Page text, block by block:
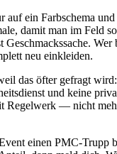
auf ein Farbschema und
damit man im Feld
Geschmackssache.
neu einkleiden.
das öfter gefragt
und keine
Regelwerk — nicht
einen PMC-Trupp